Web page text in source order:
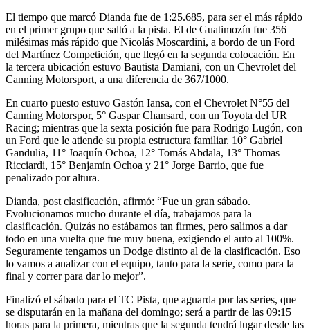
El tiempo que marcó Dianda fue de 1:25.685, para ser el más rápido
en el primer grupo que saltó a la pista. El de Guatimozín fue 356
milésimas más rápido que Nicolás Moscardini, a bordo de un Ford
del Martínez Competición, que llegó en la segunda colocación. En
la tercera ubicación estuvo Bautista Damiani, con un Chevrolet del
Canning Motorsport, a una diferencia de 367/1000.
En cuarto puesto estuvo Gastón Iansa, con el Chevrolet N°55 del
Canning Motorspor, 5° Gaspar Chansard, con un Toyota del UR
Racing; mientras que la sexta posición fue para Rodrigo Lugón, con
un Ford que le atiende su propia estructura familiar. 10° Gabriel
Gandulia, 11° Joaquín Ochoa, 12° Tomás Abdala, 13° Thomas
Ricciardi, 15° Benjamín Ochoa y 21° Jorge Barrio, que fue
penalizado por altura.
Dianda, post clasificación, afirmó: “Fue un gran sábado.
Evolucionamos mucho durante el día, trabajamos para la
clasificación. Quizás no estábamos tan firmes, pero salimos a dar
todo en una vuelta que fue muy buena, exigiendo el auto al 100%.
Seguramente tengamos un Dodge distinto al de la clasificación. Eso
lo vamos a analizar con el equipo, tanto para la serie, como para la
final y correr para dar lo mejor”.
Finalizó el sábado para el TC Pista, que aguarda por las series, que
se disputarán en la mañana del domingo; será a partir de las 09:15
horas para la primera, mientras que la segunda tendrá lugar desde las